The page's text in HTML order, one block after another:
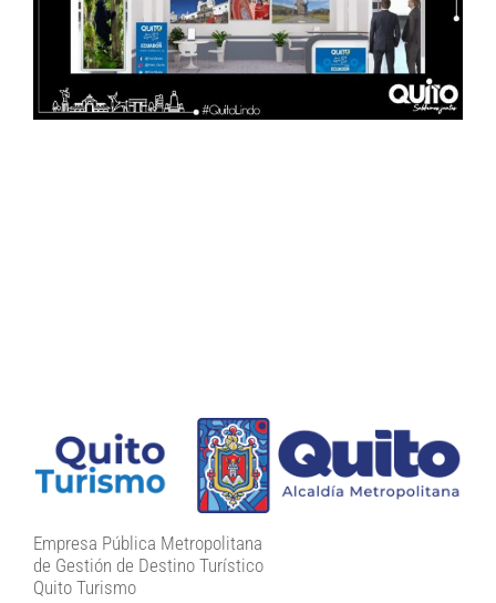
Empresa Pública Metropolitana
de Gestión de Destino Turístico
Quito Turismo